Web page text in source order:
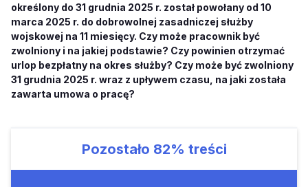
określony do 31 grudnia 2025 r. został powołany od 10
marca 2025 r. do dobrowolnej zasadniczej służby
wojskowej na 11 miesięcy. Czy może pracownik być
zwolniony i na jakiej podstawie? Czy powinien otrzymać
urlop bezpłatny na okres służby? Czy może być zwolniony
31 grudnia 2025 r. wraz z upływem czasu, na jaki została
zawarta umowa o pracę?
Pozostało 82% treści